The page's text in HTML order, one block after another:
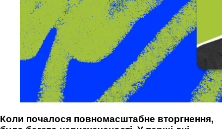
Коли почалося повномасштабне вторгнення,